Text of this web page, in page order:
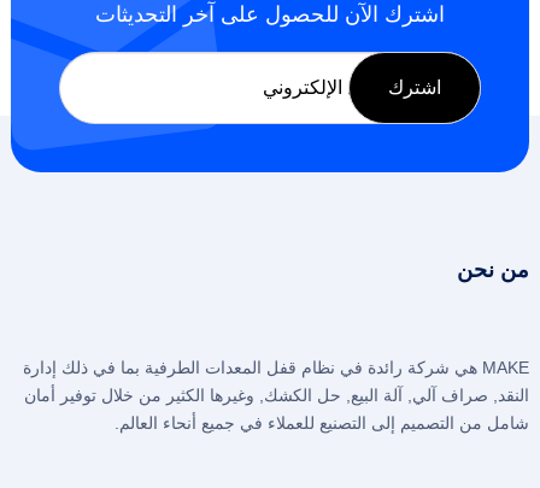
اشترك الآن للحصول على آخر التحديثات
من نحن
MAKE هي شركة رائدة في نظام قفل المعدات الطرفية بما في ذلك إدارة
النقد, صراف آلي, آلة البيع, حل الكشك, وغيرها الكثير من خلال توفير أمان
شامل من التصميم إلى التصنيع للعملاء في جميع أنحاء العالم.